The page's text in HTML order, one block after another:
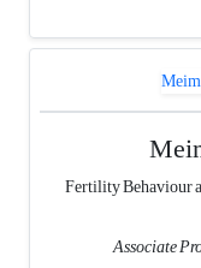
(Fertility Behaviour
Associate